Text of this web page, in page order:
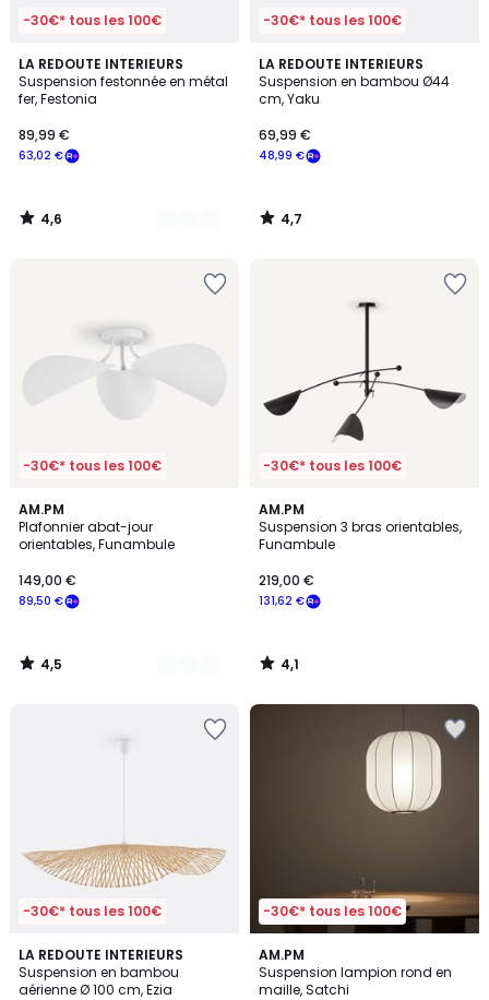
-30€* tous les 100€
LA REDOUTE INTERIEURS
Suspension festonnée en métal
fer, Festonia
63,02 €
89,99 €
4,6
/ 5
2
Couleurs
4,6
/
-30€* tous les 100€
LA REDOUTE INTERIEURS
Suspension en bambou Ø44
cm, Yaku
48,99 €
69,99 €
4,7
/ 5
4,7
/
-30€* tous les 100€
AM.PM
Plafonnier abat-jour
orientables, Funambule
89,50 €
149,00 €
4,5
/ 5
2
Couleurs
4,5
/
-30€* tous les 100€
AM.PM
Suspension 3 bras orientables,
Funambule
131,62 €
219,00 €
4,1
/ 5
4,1
/
-30€* tous les 100€
LA REDOUTE INTERIEURS
Suspension en bambou
aérienne Ø 100 cm, Ezia
3,8
/ 5
-30€* tous les 100€
AM.PM
Suspension lampion rond en
maille, Satchi
5
/
5